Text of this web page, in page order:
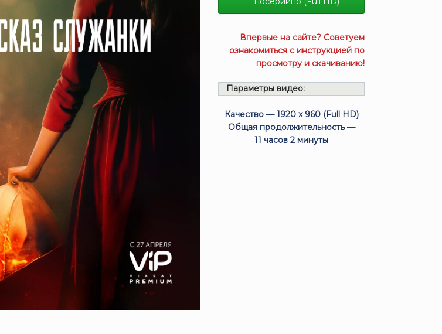
Впервые на сайте? Советуем
ознакомиться с инструкцией по
просмотру и скачиванию!
Параметры видео:
Качество — 1920 x 960 (Full HD)
Общая продолжительность —
11 часов 2 минуты